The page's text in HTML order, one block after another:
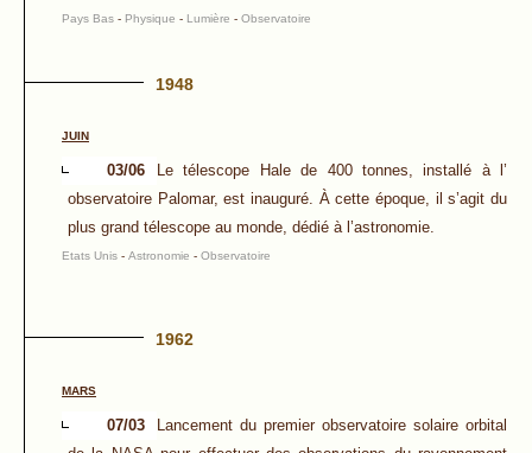
Pays Bas - Physique - Lumière - Observatoire
1948
JUIN
03/06
Le télescope Hale de 400 tonnes, installé à l’
observatoire Palomar, est inauguré. À cette époque, il s’agit du
plus grand télescope au monde, dédié à l’astronomie.
Etats Unis - Astronomie - Observatoire
1962
MARS
07/03
Lancement du premier observatoire solaire orbital